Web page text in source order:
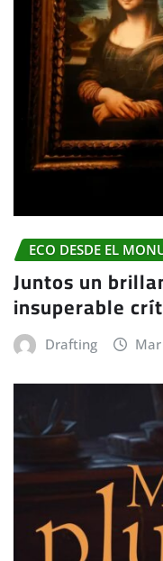
ECO DESDE EL
Juntos un
insuperable
Drafting